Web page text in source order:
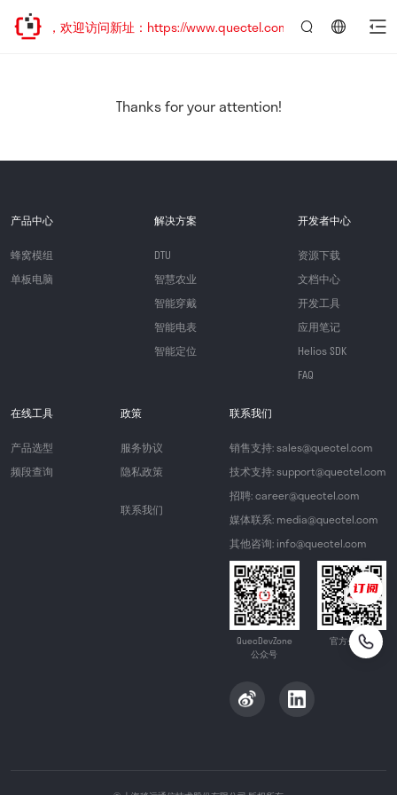
已迁移，欢迎访问新址：https://www.quectel.com.cn
Thanks for your attention!
产品中心
蜂窝模组
单板电脑
解决方案
DTU
智慧农业
智能穿戴
智能电表
智能定位
开发者中心
资源下载
文档中心
开发工具
应用笔记
Helios SDK
FAQ
在线工具
产品选型
频段查询
政策
服务协议
隐私政策
联系我们
联系我们
销售支持: sales@quectel.com
技术支持: support@quectel.com
招聘: career@quectel.com
媒体联系: media@quectel.com
其他咨询: info@quectel.com
QuecDevZone
公众号
官方公众号